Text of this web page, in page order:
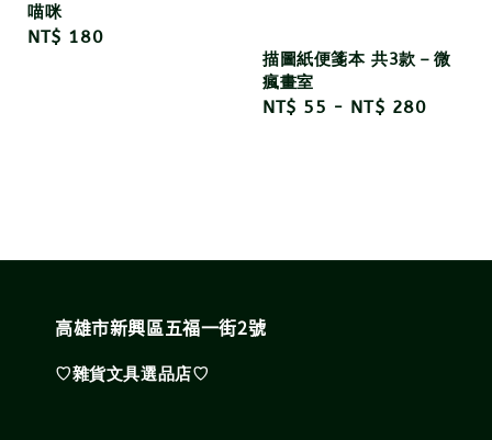
喵咪
Regular
NT$ 180
描圖紙便箋本 共3款－微
瘋畫室
Regular
NT$ 55 - NT$ 280
高雄市新興區五福一街2號
♡雜貨文具選品店♡